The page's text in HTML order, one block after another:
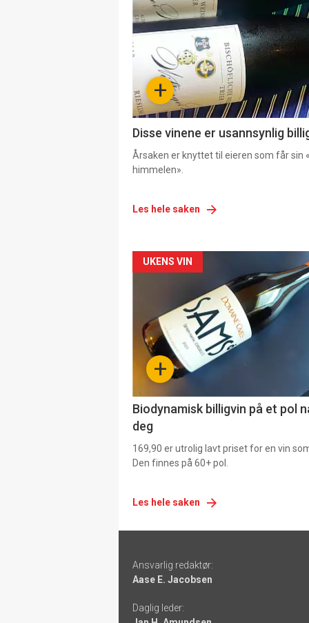
+
Disse vinene er usannsynlig
Årsaken er knyttet til eieren som får sin
himmelen».
Les hele saken
Forsiden
akkurat
nå
-
+
UKENS VIN
Biodynamisk billigvin på et pol
deg
169,90 er utrolig lavt priset for en vin
Den finnes på 60+ pol.
Les hele saken
-
links
Ansvarlig redaktør:
Aase E. Jacobsen
Daglig leder: